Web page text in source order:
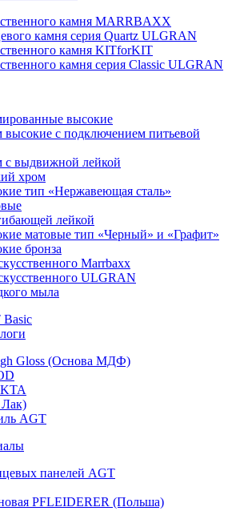
камня MARRBAXX
камня серия Quartz ULGRAN
камня KITforKIT
камня серия Classic ULGRAN
высокие
высокие с подключением питьевой
с выдвижной лейкой
хром
тип «Нержавеющая сталь»
лейкой
матовые тип «Черный» и «Графит»
бронза
Marrbaxx
ULGRAN
мыла
Gloss (Основа МДФ)
AGT
панелей AGT
PFLEIDERER (Польша)